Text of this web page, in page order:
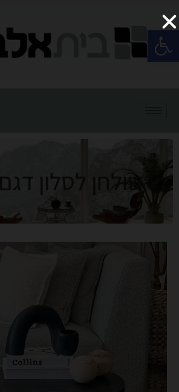
פתח סרגל נגישות
שולחן לסלון דגם Jade